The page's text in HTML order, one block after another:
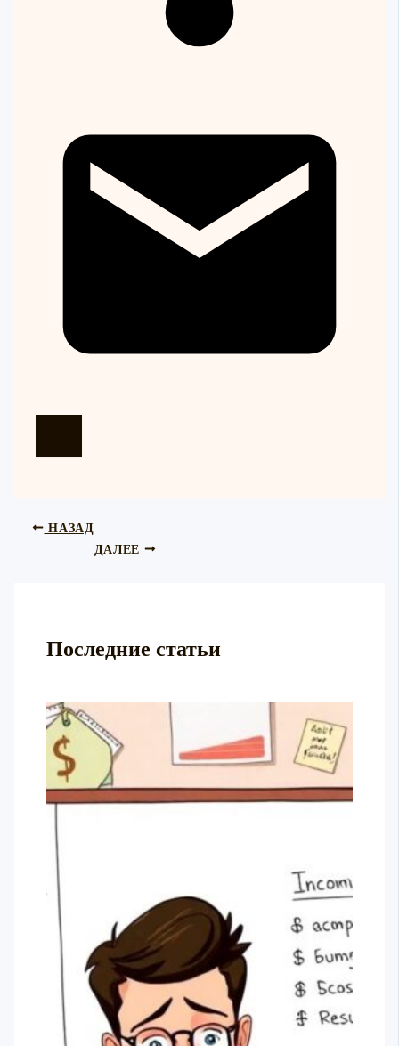
НАЗАД
ДАЛЕЕ
Последние статьи